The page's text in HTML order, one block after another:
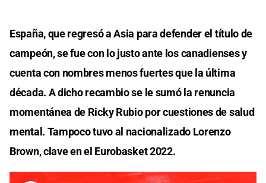
España, que regresó a Asia para defender el título de
campeón, se fue con lo justo ante los canadienses y
cuenta con nombres menos fuertes que la última
década. A dicho recambio se le sumó la renuncia
momentánea de Ricky Rubio por cuestiones de salud
mental. Tampoco tuvo al nacionalizado Lorenzo
Brown, clave en el Eurobasket 2022.